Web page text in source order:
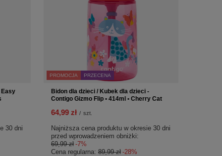
Easy
30 dni
PROMOCJA PRZECENA
Bidon dla dzieci / Kubek dla dzieci -
Contigo Gizmo Flip • 414ml • Cherry Cat
64,99 zł / szt.
Najniższa cena produktu w okresie 30 dni
przed wprowadzeniem obniżki:
69,99 zł -7%
Cena regularna: 89,99 zł -28%